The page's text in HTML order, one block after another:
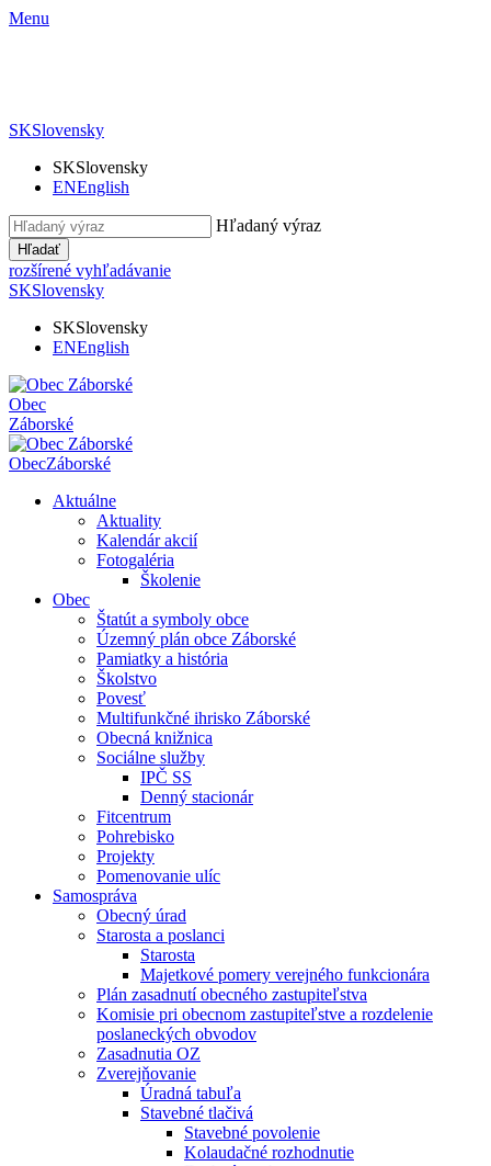
Menu
SKSlovensky
SKSlovensky
ENEnglish
Hľadaný výraz
Hľadať
rozšírené vyhľadávanie
SKSlovensky
SKSlovensky
ENEnglish
Obec
Záborské
ObecZáborské
Aktuálne
Aktuality
Kalendár akcií
Fotogaléria
Školenie
Obec
Štatút a symboly obce
Územný plán obce Záborské
Pamiatky a história
Školstvo
Povesť
Multifunkčné ihrisko Záborské
Obecná knižnica
Sociálne služby
IPČ SS
Denný stacionár
Fitcentrum
Pohrebisko
Projekty
Pomenovanie ulíc
Samospráva
Obecný úrad
Starosta a poslanci
Starosta
Majetkové pomery verejného funkcionára
Plán zasadnutí obecného zastupiteľstva
Komisie pri obecnom zastupiteľstve a rozdelenie
poslaneckých obvodov
Zasadnutia OZ
Zverejňovanie
Úradná tabuľa
Stavebné tlačivá
Stavebné povolenie
Kolaudačné rozhodnutie